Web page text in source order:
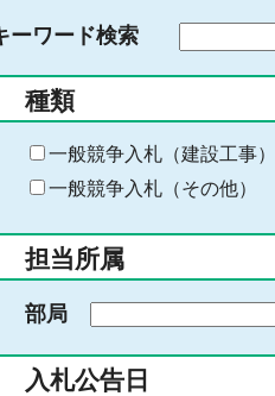
ーワード検索
る
キ
ー
ー
入
力
種類
一般競争入札（建設工事）
一般競争入札（その他）
担当所属
部局
入札公告日